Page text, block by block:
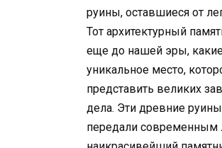
руины, оставшиеся от
Тот архитектурный
еще до нашей эры, какие
уникальное место,
представить великих
дела. Эти древние
передали современным